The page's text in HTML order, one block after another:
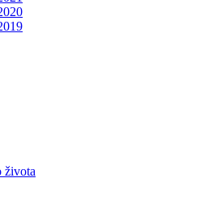
života